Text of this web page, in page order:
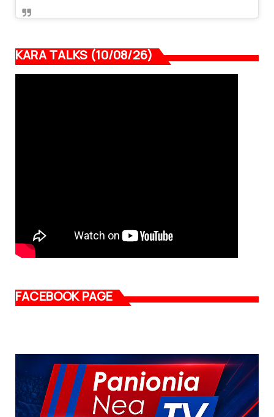
KARA TALKS (10/08/26)
FACEBOOK PAGE